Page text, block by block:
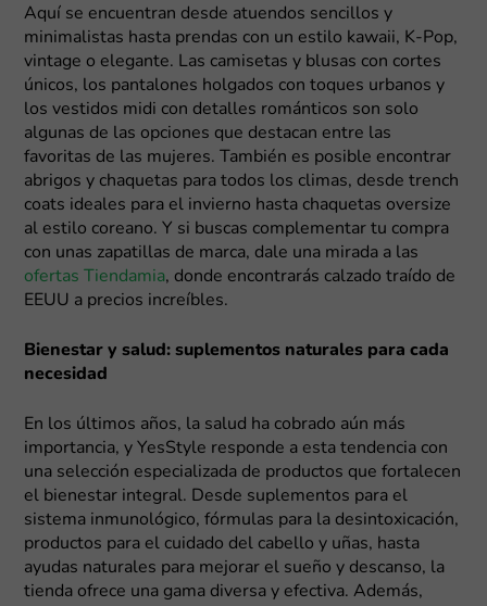
Aquí se encuentran desde atuendos sencillos y
minimalistas hasta prendas con un estilo kawaii, K-Pop,
vintage o elegante. Las camisetas y blusas con cortes
únicos, los pantalones holgados con toques urbanos y
los vestidos midi con detalles románticos son solo
algunas de las opciones que destacan entre las
favoritas de las mujeres. También es posible encontrar
abrigos y chaquetas para todos los climas, desde trench
coats ideales para el invierno hasta chaquetas oversize
al estilo coreano. Y si buscas complementar tu compra
con unas zapatillas de marca, dale una mirada a las
ofertas Tiendamia, donde encontrarás calzado traído de
EEUU a precios increíbles.
Bienestar y salud: suplementos naturales para cada
necesidad
En los últimos años, la salud ha cobrado aún más
importancia, y YesStyle responde a esta tendencia con
una selección especializada de productos que fortalecen
el bienestar integral. Desde suplementos para el
sistema inmunológico, fórmulas para la desintoxicación,
productos para el cuidado del cabello y uñas, hasta
ayudas naturales para mejorar el sueño y descanso, la
tienda ofrece una gama diversa y efectiva. Además,